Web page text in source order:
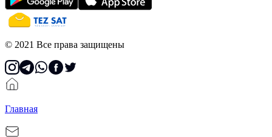
© 2021 Все права защищены
Главная